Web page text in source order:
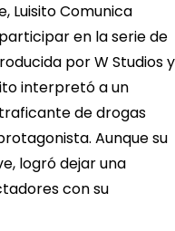
Luisito Comunica
en la serie de
por W Studios y
interpretó a un
de drogas
Aunque su
logró dejar una
con su